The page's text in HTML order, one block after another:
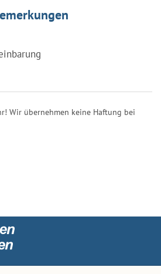
Wir übernehmen keine Haftung bei